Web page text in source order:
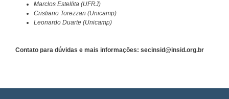
Marclos Estellita (UFRJ)
Cristiano Torezzan (Unicamp)
Leonardo Duarte (Unicamp)
Contato para dúvidas e mais informações: secinsid@insid.org.br